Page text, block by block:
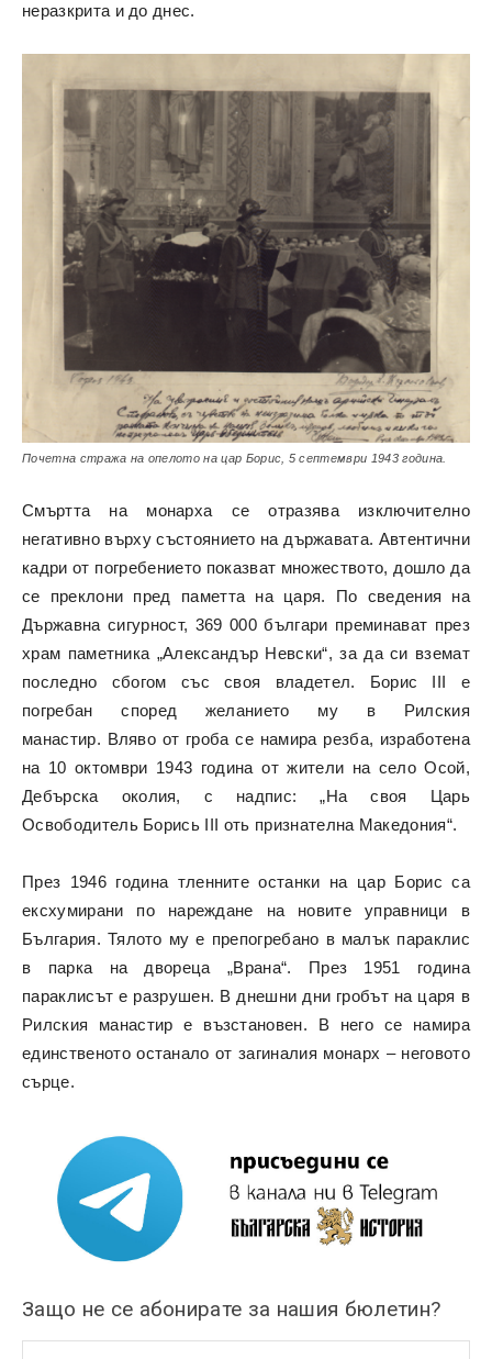
неразкрита и до днес.
Почетна стража на опелото на цар Борис, 5 септември 1943 година.
Смъртта на монарха се отразява изключително
негативно върху състоянието на държавата. Автентични
кадри от погребението показват множеството, дошло да
се преклони пред паметта на царя. По сведения на
Държавна сигурност, 369 000 българи преминават през
храм паметника „Александър Невски“, за да си вземат
последно сбогом със своя владетел. Борис III е
погребан според желанието му в Рилския
манастир. Вляво от гроба се намира резба, изработена
на 10 октомври 1943 година от жители на село Осой,
Дебърска околия, с надпис: „На своя Царь
Освободитель Борись III оть признателна Македония“.
През 1946 година тленните останки на цар Борис са
ексхумирани по нареждане на новите управници в
България. Тялото му е препогребано в малък параклис
в парка на двореца „Врана“. През 1951 година
параклисът е разрушен. В днешни дни гробът на царя в
Рилския манастир е възстановен. В него се намира
единственото останало от загиналия монарх – неговото
сърце.
Защо не се абонирате за нашия бюлетин?